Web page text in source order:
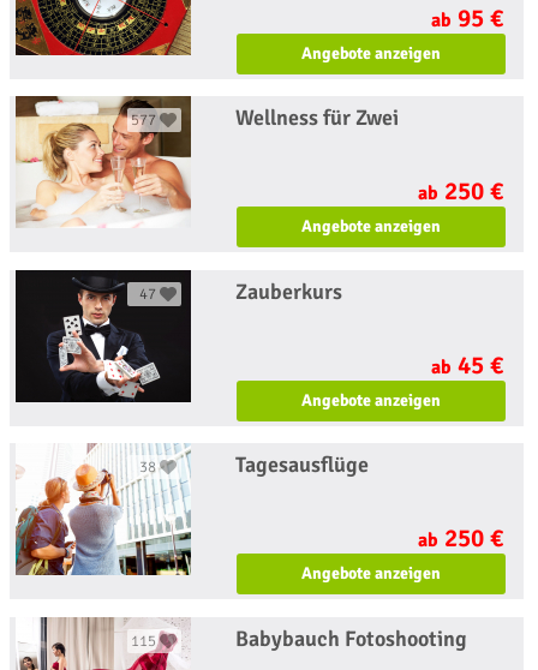
ab 95 €
Angebote anzeigen
577 Wellness für Zwei
ab 250 €
Angebote anzeigen
47 Zauberkurs
ab 45 €
Angebote anzeigen
38 Tagesausflüge
ab 250 €
Angebote anzeigen
115 Babybauch Fotoshooting